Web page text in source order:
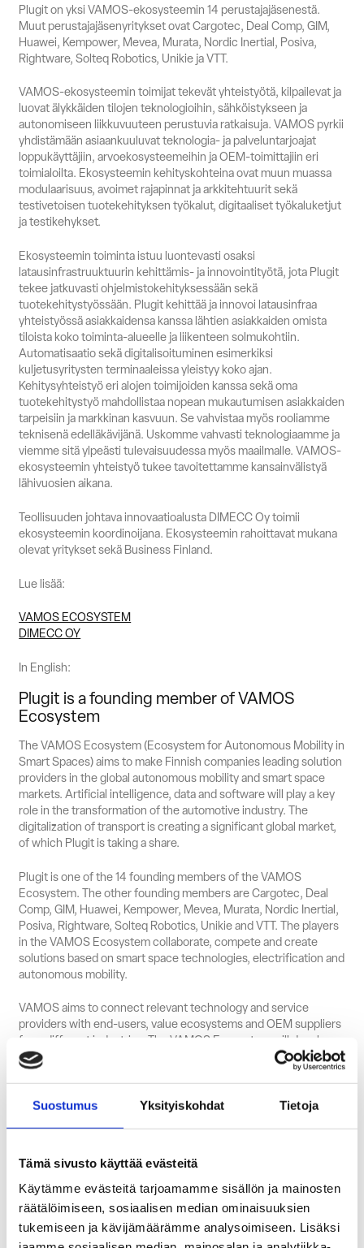
Suostumus Yksityiskohdat Tietoja
Tämä sivusto käyttää evästeitä
Käytämme evästeitä tarjoamamme sisällön ja mainosten
räätälöimiseen, sosiaalisen median ominaisuuksien
tukemiseen ja kävijämäärämme analysoimiseen. Lisäksi
Plugit on yksi VAMOS-ekosysteemin 14 perustajajäsenestä.
Muut perustajajäsenyritykset ovat Cargotec, Deal Comp, GIM,
Huawei, Kempower, Mevea, Murata, Nordic Inertial, Posiva,
Rightware, Solteq Robotics, Unikie ja VTT.
VAMOS-ekosysteemin toimijat tekevät yhteistyötä, kilpailevat ja
luovat älykkäiden tilojen teknologioihin, sähköistykseen ja
autonomiseen liikkuvuuteen perustuvia ratkaisuja. VAMOS pyrkii
yhdistämään asiaankuuluvat teknologia- ja palveluntarjoajat
loppukäyttäjiin, arvoekosysteemeihin ja OEM-toimittajiin eri
toimialoilta. Ekosysteemin kehityskohteina ovat muun muassa
modulaarisuus, avoimet rajapinnat ja arkkitehtuurit sekä
testivetoisen tuotekehityksen työkalut, digitaaliset työkaluketjut
ja testikehykset.
Ekosysteemin toiminta istuu luontevasti osaksi
latausinfrastruuktuurin kehittämis- ja innovointityötä, jota Plugit
tekee jatkuvasti ohjelmistokehityksessään sekä
tuotekehitystyössään. Plugit kehittää ja innovoi latausinfraa
yhteistyössä asiakkaidensa kanssa lähtien asiakkaiden omista
tiloista koko toiminta-alueelle ja liikenteen solmukohtiin.
Automatisaatio sekä digitalisoituminen esimerkiksi
kuljetusyritysten terminaaleissa yleistyy koko ajan.
Kehitysyhteistyö eri alojen toimijoiden kanssa sekä oma
tuotekehitystyö mahdollistaa nopean mukautumisen asiakkaiden
tarpeisiin ja markkinan kasvuun. Se vahvistaa myös rooliamme
teknisenä edelläkävijänä. Uskomme vahvasti teknologiaamme ja
viemme sitä ylpeästi tulevaisuudessa myös maailmalle. VAMOS-
ekosysteemin yhteistyö tukee tavoitettamme kansainvälistyä
lähivuosien aikana.
Teollisuuden johtava innovaatioalusta DIMECC Oy toimii
ekosysteemin koordinoijana. Ekosysteemin rahoittavat mukana
olevat yritykset sekä Business Finland.
Lue lisää:
VAMOS ECOSYSTEM
DIMECC OY
In English:
Plugit is a founding member of VAMOS
Ecosystem
The VAMOS Ecosystem (Ecosystem for Autonomous Mobility in
Smart Spaces) aims to make Finnish companies leading solution
providers in the global autonomous mobility and smart space
markets. Artificial intelligence, data and software will play a key
role in the transformation of the automotive industry. The
digitalization of transport is creating a significant global market,
of which Plugit is taking a share.
Plugit is one of the 14 founding members of the VAMOS
Ecosystem. The other founding members are Cargotec, Deal
Comp, GIM, Huawei, Kempower, Mevea, Murata, Nordic Inertial,
Posiva, Rightware, Solteq Robotics, Unikie and VTT. The players
in the VAMOS Ecosystem collaborate, compete and create
solutions based on smart space technologies, electrification and
autonomous mobility.
VAMOS aims to connect relevant technology and service
providers with end-users, value ecosystems and OEM suppliers
from different industries. The VAMOS Ecosystem will develop
areas such as modularity, open interfaces and architectures,
test-driven product development tools, digital tool chains and
test frameworks. VAMOS aims to connect relevant technology
and service providers with end-users, value ecosystems and
tool chains and test frameworks.
VAMOS ecosystem activities fit naturally into the development
and innovation work of the charging infrastructure, which Plugit
is continuously conducting in its software development and